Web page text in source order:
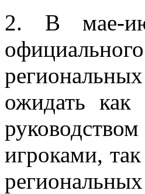
2. В мае-
ожидать как
игроками,